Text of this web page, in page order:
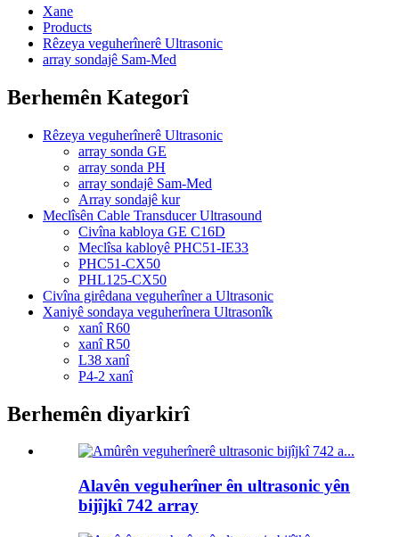
Xane
Products
Rêzeya veguherînerê Ultrasonic
array sondajê Sam-Med
Berhemên Kategorî
Rêzeya veguherînerê Ultrasonic
array sonda GE
array sonda PH
array sondajê Sam-Med
Array sondajê kur
Meclîsên Cable Transducer Ultrasound
Civîna kabloya GE C16D
Meclîsa kabloyê PHC51-IE33
PHC51-CX50
PHL125-CX50
Civîna girêdana veguherîner a Ultrasonic
Xaniyê sondaya veguherînera Ultrasonîk
xanî R60
xanî R50
L38 xanî
P4-2 xanî
Berhemên diyarkirî
Alavên veguherîner ên ultrasonic yên
bijîjkî 742 array